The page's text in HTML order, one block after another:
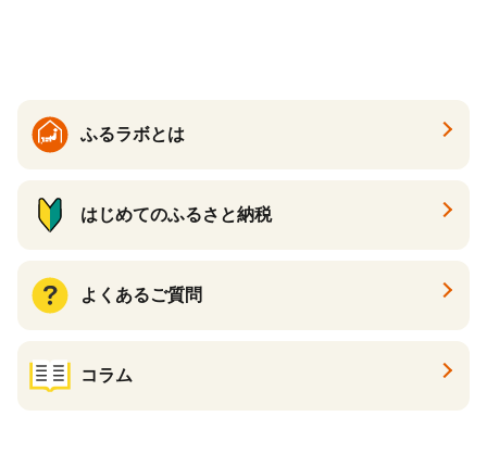
ふるラボとは
はじめてのふるさと納税
よくあるご質問
コラム